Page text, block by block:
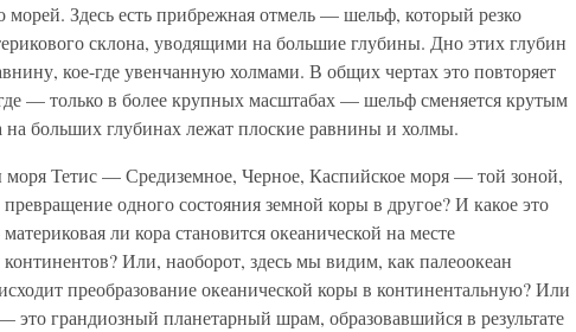
морей. Здесь есть прибрежная отмель — шельф, который резко
склона, уводящими на большие глубины. Дно этих глубин
кое-где увенчанную холмами. В общих чертах это повторяет
— только в более крупных масштабах — шельф сменяется крутым
больших глубинах лежат плоские равнины и холмы.
моря Тетис — Средиземное, Черное, Каспийское моря — той зоной,
одного состояния земной коры в другое? И какое это
ли кора становится океанической на месте
Или, наоборот, здесь мы видим, как палеоокеан
преобразование океанической коры в континентальную? Или
это грандиозный планетарный шрам, образовавшийся в результате